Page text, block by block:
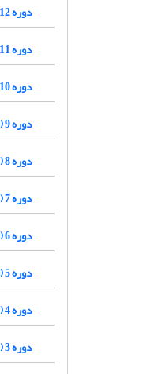
دوره 12 (1401)
دوره 11 (1400)
دوره 10 (1399)
دوره 9 (1398)
دوره 8 (1397)
دوره 7 (1396)
دوره 6 (1394-1395)
دوره 5 (1393)
دوره 4 (1392)
دوره 3 (1391)